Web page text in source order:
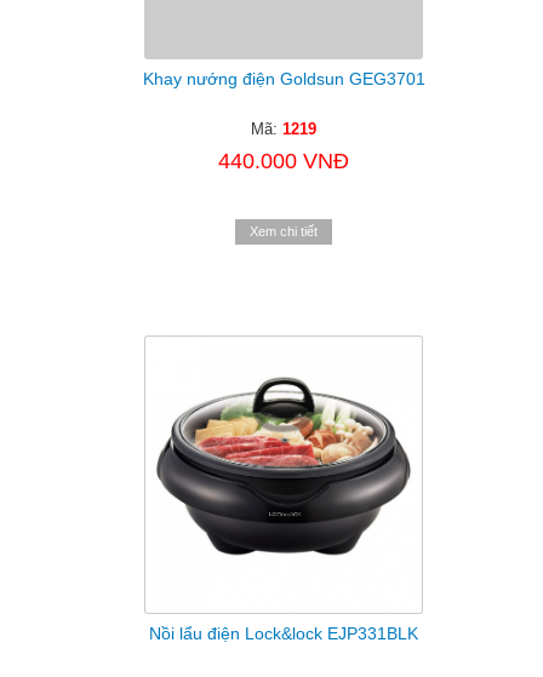
Khay nướng điện Goldsun GEG3701
Mã: 1219
440.000 VNĐ
Xem chi tiết
Nồi lẩu điện Lock&lock EJP331BLK